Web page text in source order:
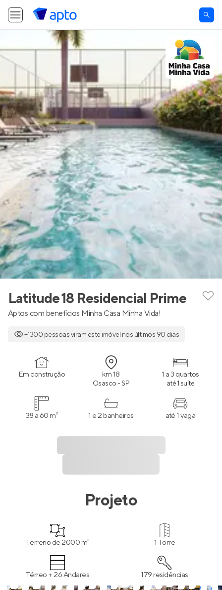
Latitude 18 Residencial Prime
Aptos com benefícios Minha Casa Minha Vida!
+1300 pessoas viram este imóvel nos últimos 90 dias
Em construção km 18
Osasco - SP
1 a 3 quartos
até 1 suíte
38 a 60 m² 1 e 2 banheiros até 1 vaga
Projeto
Terreno de 2000 m² 1 Torre
Térreo + 26 Andares 179 residências